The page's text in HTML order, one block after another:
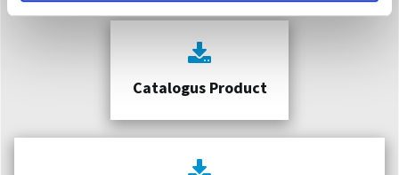
Catalogus Product